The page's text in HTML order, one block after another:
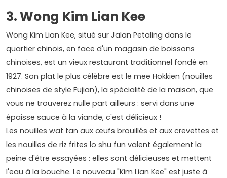
3. Wong Kim Lian Kee
Wong Kim Lian Kee, situé sur Jalan Petaling dans le
quartier chinois, en face d'un magasin de boissons
chinoises, est un vieux restaurant traditionnel fondé en
1927. Son plat le plus célèbre est le mee Hokkien (nouilles
chinoises de style Fujian), la spécialité de la maison, que
vous ne trouverez nulle part ailleurs : servi dans une
épaisse sauce à la viande, c'est délicieux !
Les nouilles wat tan aux œufs brouillés et aux crevettes et
les nouilles de riz frites lo shu fun valent également la
peine d'être essayées : elles sont délicieuses et mettent
l'eau à la bouche. Le nouveau "Kim Lian Kee" est juste à